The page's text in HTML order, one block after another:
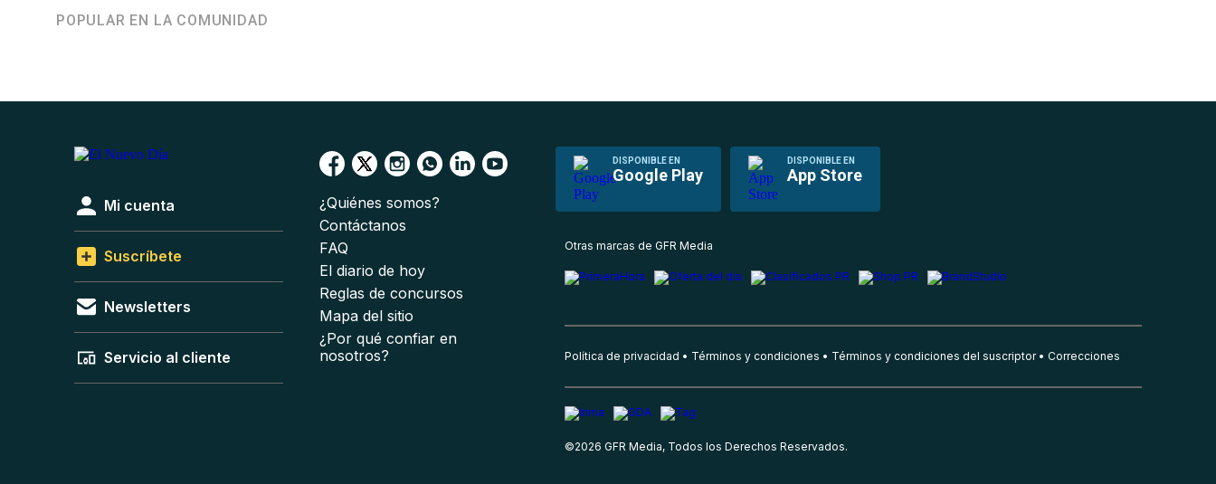
POPULAR EN LA COMUNIDAD
DISPONIBLE EN
Google Play
DISPONIBLE EN
App Store
Mi cuenta
Suscríbete
Newsletters
Servicio al cliente
¿Quiénes somos?
Contáctanos
FAQ
El diario de hoy
Reglas de concursos
Mapa del sitio
¿Por qué confiar en
nosotros?
Otras marcas de GFR Media
Política de privacidad Términos y condiciones Términos y condiciones del suscriptor Correcciones
©2026 GFR Media, Todos los Derechos Reservados.